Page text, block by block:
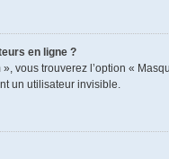
en ligne ?
vous trouverez l’option «
un utilisateur invisible.